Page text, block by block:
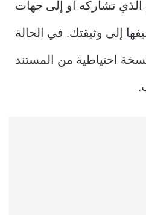
الذي تشاركه أو إلى جهات
إلى وثيقتك. في الحالة
احتياطية من المستند